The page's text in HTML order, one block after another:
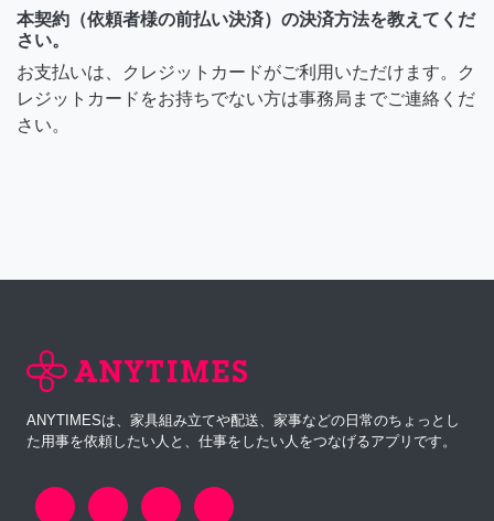
本契約（依頼者様の前払い決済）の決済方法を教えてくだ
さい。
お支払いは、クレジットカードがご利用いただけます。ク
レジットカードをお持ちでない方は事務局までご連絡くだ
さい。
ANYTIMESは、家具組み立てや配送、家事などの日常のちょっとし
た用事を依頼したい人と、仕事をしたい人をつなげるアプリです。